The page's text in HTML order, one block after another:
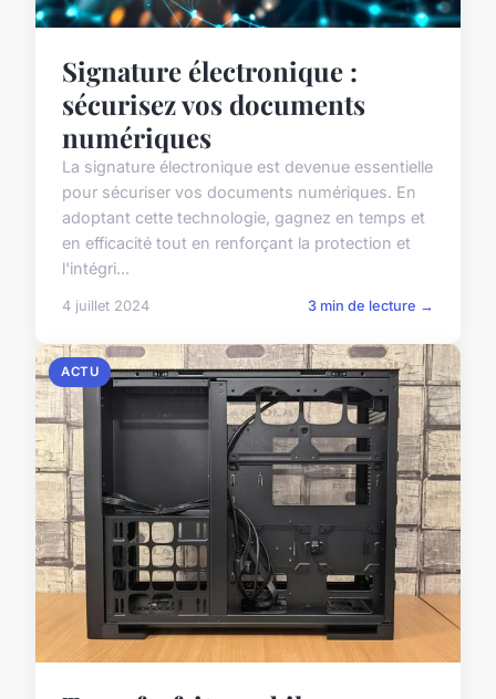
Signature électronique :
sécurisez vos documents
numériques
La signature électronique est devenue essentielle
pour sécuriser vos documents numériques. En
adoptant cette technologie, gagnez en temps et
en efficacité tout en renforçant la protection et
l'intégri...
4 juillet 2024 3 min de lecture →
ACTU